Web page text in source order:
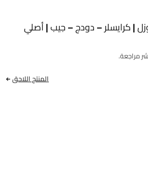
| كرايسلر – دودج – جيب | أصلي
مراجعة.
المنتج اللاحق